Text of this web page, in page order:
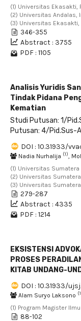
(1) Universitas Ekasakti,
(2) Universitas Andalas,
(3) Universitas Ekasakti,
346-355
Abstract : 3755
PDF : 1105
Analisis Yuridis
Tindak Pidana
Kematian
Studi Putusan: 1/
Putusan: 4/Pid.Sus-
DOI : 10.31933/
Nadia Nurhalija (1) ,
(1) Universitas Sumatera
(2) Universitas Sumatera
(3) Universitas
279-287
Abstract : 4335
PDF : 1214
EKSISTENSI
PROSES
KITAB UNDANG-
DOI : 10.31933/
Alam Suryo Laksono
(1) Program Magister
88-102